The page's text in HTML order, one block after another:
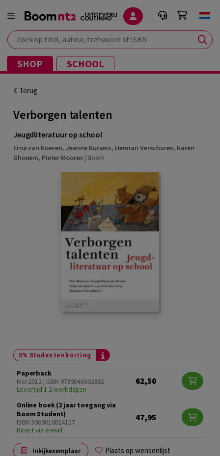
Zoek op titel, auteur, trefwoord of ISBN
SHOP SCHOOL
Terug
Verborgen talenten
Jeugdliteratuur op school
Erna van Koeven, Jeanne Kurvers, Herman Verschuren, Karen
Ghonem, Pieter Mooren | Boom
5% Studentenkorting
Paperback
Mei 2012 | ISBN 9789046902882
Levertijd 1-2 werkdagen
62,50
Online boek (2 jaar toegang via
Boom Student)
ISBN 3009010024157
Direct via e-mail
47,95
Inkijkexemplaar Plaats op wensenlijst